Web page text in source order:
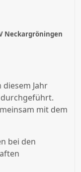
Neckargröningen
Jahr
mit dem
bei den